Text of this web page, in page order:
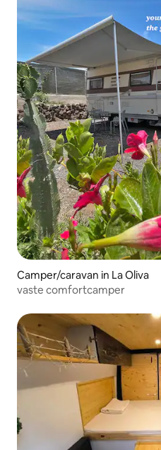
Camper/caravan in La Oliva
vaste comfortcamper